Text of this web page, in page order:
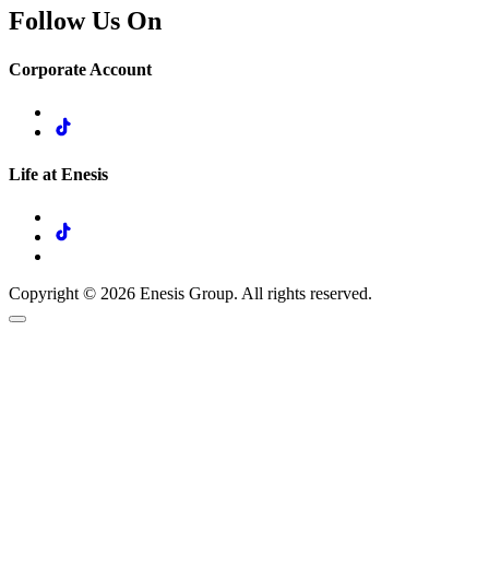
Follow Us On
Corporate Account
Life at Enesis
Copyright © 2026 Enesis Group. All rights reserved.